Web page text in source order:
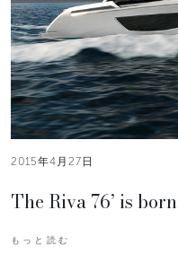
2015年4月27日
The Riva 76’ is born
もっと読む